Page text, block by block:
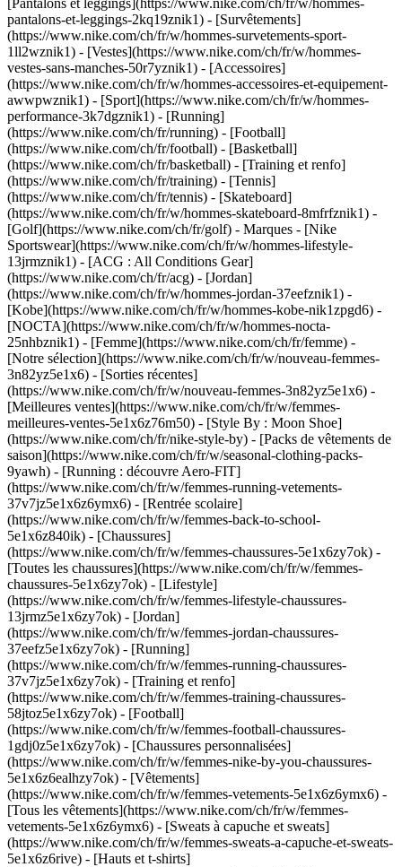
[Pantalons et leggings](https://www.nike.com/ch/fr/w/hommes-
pantalons-et-leggings-2kq19znik1) - [Survêtements]
(https://www.nike.com/ch/fr/w/hommes-survetements-sport-
1ll2wznik1) - [Vestes](https://www.nike.com/ch/fr/w/hommes-
vestes-sans-manches-50r7yznik1) - [Accessoires]
(https://www.nike.com/ch/fr/w/hommes-accessoires-et-equipement-
awwpwznik1) - [Sport](https://www.nike.com/ch/fr/w/hommes-
performance-3k7dgznik1) - [Running]
(https://www.nike.com/ch/fr/running) - [Football]
(https://www.nike.com/ch/fr/football) - [Basketball]
(https://www.nike.com/ch/fr/basketball) - [Training et renfo]
(https://www.nike.com/ch/fr/training) - [Tennis]
(https://www.nike.com/ch/fr/tennis) - [Skateboard]
(https://www.nike.com/ch/fr/w/hommes-skateboard-8mfrfznik1) -
[Golf](https://www.nike.com/ch/fr/golf) - Marques - [Nike
Sportswear](https://www.nike.com/ch/fr/w/hommes-lifestyle-
13jrmznik1) - [ACG : All Conditions Gear]
(https://www.nike.com/ch/fr/acg) - [Jordan]
(https://www.nike.com/ch/fr/w/hommes-jordan-37eefznik1) -
[Kobe](https://www.nike.com/ch/fr/w/hommes-kobe-nik1zpgd6) -
[NOCTA](https://www.nike.com/ch/fr/w/hommes-nocta-
25nhbznik1) - [Femme](https://www.nike.com/ch/fr/femme) -
[Notre sélection](https://www.nike.com/ch/fr/w/nouveau-femmes-
3n82yz5e1x6) - [Sorties récentes]
(https://www.nike.com/ch/fr/w/nouveau-femmes-3n82yz5e1x6) -
[Meilleures ventes](https://www.nike.com/ch/fr/w/femmes-
meilleures-ventes-5e1x6z76m50) - [Style By : Moon Shoe]
(https://www.nike.com/ch/fr/nike-style-by) - [Packs de vêtements de
saison](https://www.nike.com/ch/fr/w/seasonal-clothing-packs-
9yawh) - [Running : découvre Aero-FIT]
(https://www.nike.com/ch/fr/w/femmes-running-vetements-
37v7jz5e1x6z6ymx6) - [Rentrée scolaire]
(https://www.nike.com/ch/fr/w/femmes-back-to-school-
5e1x6z840ik) - [Chaussures]
(https://www.nike.com/ch/fr/w/femmes-chaussures-5e1x6zy7ok) -
[Toutes les chaussures](https://www.nike.com/ch/fr/w/femmes-
chaussures-5e1x6zy7ok) - [Lifestyle]
(https://www.nike.com/ch/fr/w/femmes-lifestyle-chaussures-
13jrmz5e1x6zy7ok) - [Jordan]
(https://www.nike.com/ch/fr/w/femmes-jordan-chaussures-
37eefz5e1x6zy7ok) - [Running]
(https://www.nike.com/ch/fr/w/femmes-running-chaussures-
37v7jz5e1x6zy7ok) - [Training et renfo]
(https://www.nike.com/ch/fr/w/femmes-training-chaussures-
58jtoz5e1x6zy7ok) - [Football]
(https://www.nike.com/ch/fr/w/femmes-football-chaussures-
1gdj0z5e1x6zy7ok) - [Chaussures personnalisées]
(https://www.nike.com/ch/fr/w/femmes-nike-by-you-chaussures-
5e1x6z6ealhzy7ok) - [Vêtements]
(https://www.nike.com/ch/fr/w/femmes-vetements-5e1x6z6ymx6) -
[Tous les vêtements](https://www.nike.com/ch/fr/w/femmes-
vetements-5e1x6z6ymx6) - [Sweats à capuche et sweats]
(https://www.nike.com/ch/fr/w/femmes-sweats-a-capuche-et-sweats-
5e1x6z6rive) - [Hauts et t-shirts]